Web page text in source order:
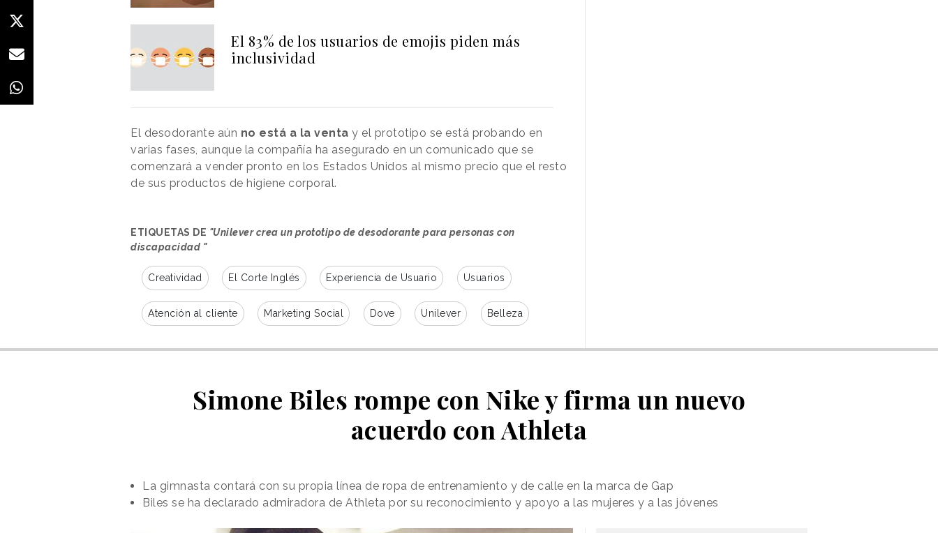
El 83% de los usuarios de emojis piden más
inclusividad
El desodorante aún no está a la venta y el prototipo se está probando en
varias fases, aunque la compañía ha asegurado en un comunicado que se
comenzará a vender pronto en los Estados Unidos al mismo precio que el resto
de sus productos de higiene corporal.
ETIQUETAS DE "Unilever crea un prototipo de desodorante para personas con
discapacidad "
Creatividad El Corte Inglés Experiencia de Usuario Usuarios
Atención al cliente Marketing Social Dove Unilever Belleza
Simone Biles rompe con Nike y firma un nuevo
acuerdo con Athleta
La gimnasta contará con su propia línea de ropa de entrenamiento y de calle en la marca de Gap
Biles se ha declarado admiradora de Athleta por su reconocimiento y apoyo a las mujeres y a las jóvenes